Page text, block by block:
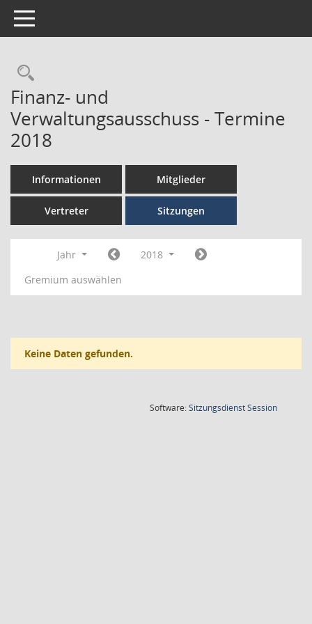
Toggle navigation
Finanz- und
Verwaltungsausschuss - Termine
2018
Informationen Mitglieder
Vertreter Sitzungen
Jahr
2018
Gremium auswählen
Keine Daten gefunden.
Software:SitzungsdienstSession(Wird in